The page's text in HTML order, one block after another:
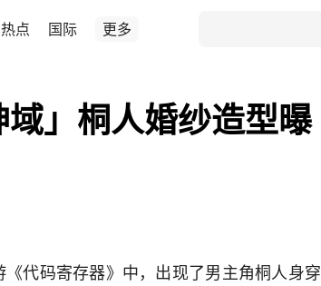
热点 国际 更多
」桐人婚纱造型曝
代码寄存器》中，出现了男主角桐人身穿